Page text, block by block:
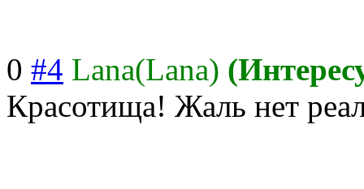
0 #4 Lana(Lana)
Красотища! Жаль нет